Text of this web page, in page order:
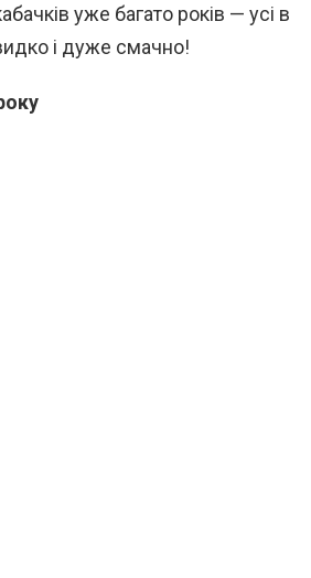
уже багато років — усі в
і дуже смачно!